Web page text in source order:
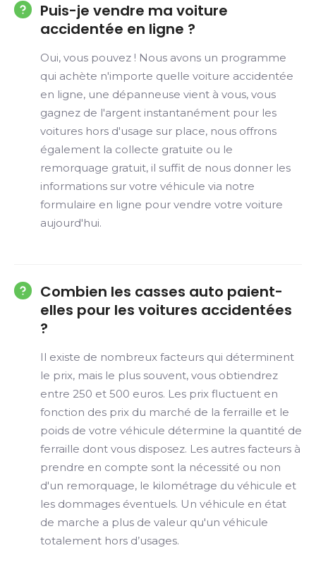
Puis-je vendre ma voiture
accidentée en ligne ?
Oui, vous pouvez ! Nous avons un programme
qui achète n'importe quelle voiture accidentée
en ligne, une dépanneuse vient à vous, vous
gagnez de l'argent instantanément pour les
voitures hors d'usage sur place, nous offrons
également la collecte gratuite ou le
remorquage gratuit, il suffit de nous donner les
informations sur votre véhicule via notre
formulaire en ligne pour vendre votre voiture
aujourd'hui.
Combien les casses auto paient-
elles pour les voitures accidentées
?
Il existe de nombreux facteurs qui déterminent
le prix, mais le plus souvent, vous obtiendrez
entre 250 et 500 euros. Les prix fluctuent en
fonction des prix du marché de la ferraille et le
poids de votre véhicule détermine la quantité de
ferraille dont vous disposez. Les autres facteurs à
prendre en compte sont la nécessité ou non
d'un remorquage, le kilométrage du véhicule et
les dommages éventuels. Un véhicule en état
de marche a plus de valeur qu'un véhicule
totalement hors d’usages.